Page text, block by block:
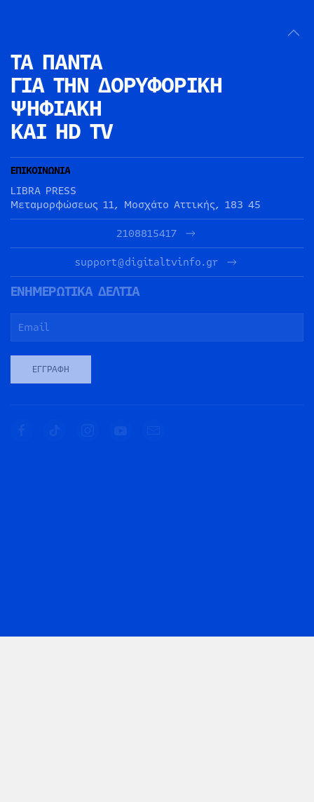
ΤΑ ΠΑΝΤΑ
ΓΙΑ ΤΗΝ ΔΟΡΥΦΟΡΙΚΗ
ΨΗΦΙΑΚΗ
ΚΑΙ HD TV
ΕΠΙΚΟΙΝΩΝΙΑ
LIBRA PRESS
Μεταμορφώσεως 11, Μοσχάτο Αττικής, 183 45
2108815417
support@digitaltvinfo.gr
ΕΝΗΜΕΡΩΤΙΚΑ ΔΕΛΤΙΑ
ΕΓΓΡΑΦΉ